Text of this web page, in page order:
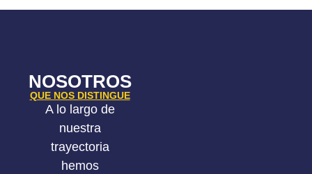
NOSOTROS
QUE NOS DISTINGUE
A lo largo de
nuestra
trayectoria
hemos